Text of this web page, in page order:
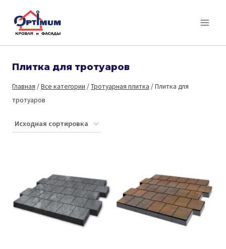
Перейти
Плитка для тротуаров
Главная /Все категории /Тротуарная плитка /Плитка для
тротуаров